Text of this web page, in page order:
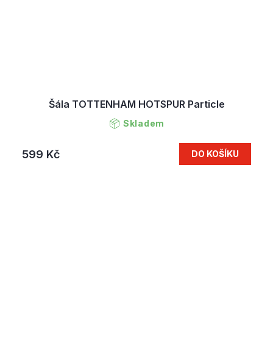
Šála TOTTENHAM HOTSPUR Particle
Skladem
599 Kč DO KOŠÍKU